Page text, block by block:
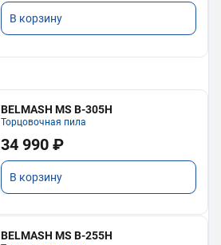
В корзину
BELMASH MS B-305H
Торцовочная пила
34 990 ₽
В корзину
BELMASH MS B-255H